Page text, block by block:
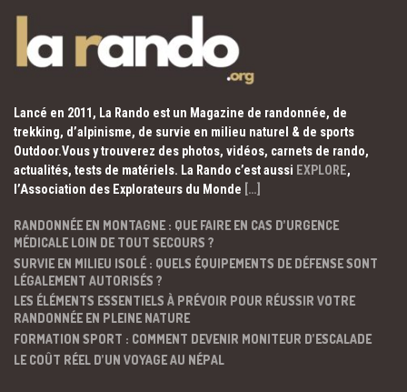
Lancé en 2011, La Rando est un Magazine de randonnée, de
trekking, d’alpinisme, de survie en milieu naturel & de sports
Outdoor.Vous y trouverez des photos, vidéos, carnets de rando,
actualités, tests de matériels. La Rando c’est aussi EXPLORE,
l’Association des Explorateurs du Monde […]
RANDONNÉE EN MONTAGNE : QUE FAIRE EN CAS D’URGENCE
MÉDICALE LOIN DE TOUT SECOURS ?
SURVIE EN MILIEU ISOLÉ : QUELS ÉQUIPEMENTS DE DÉFENSE SONT
LÉGALEMENT AUTORISÉS ?
LES ÉLÉMENTS ESSENTIELS À PRÉVOIR POUR RÉUSSIR VOTRE
RANDONNÉE EN PLEINE NATURE
FORMATION SPORT : COMMENT DEVENIR MONITEUR D’ESCALADE
LE COÛT RÉEL D’UN VOYAGE AU NÉPAL